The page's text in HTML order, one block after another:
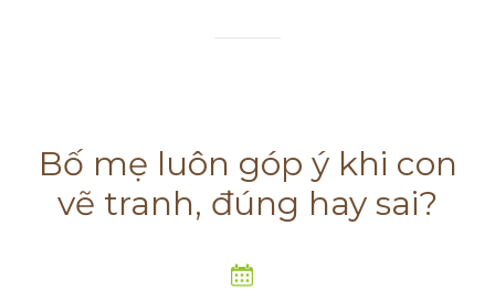
Bố mẹ luôn góp ý khi con
vẽ tranh, đúng hay sai?